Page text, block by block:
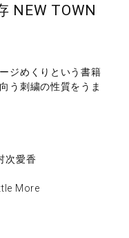
NEW TOWN
ジめくりという書籍
う刺繍の性質をうま
次愛香
More